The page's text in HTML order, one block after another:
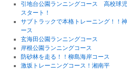
引地台公園ランニングコース 高校球
スタート！
サブトラックで本格トレーニング！！
ース
玄海田公園ランニングコース
岸根公園ランニングコース
防砂林を走る！！柳島海岸コース
激坂トレーニングコース！湘南平